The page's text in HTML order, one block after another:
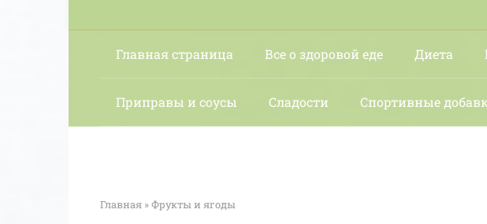
Главная страница Все о здоровой еде Диета
Приправы и соусы Сладости Спортивные
Главная »Фрукты и ягоды